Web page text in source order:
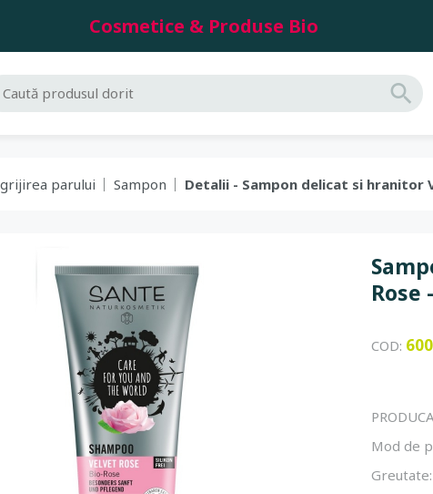
Cosmetice & Produse Bio
parului Sampon Detalii - Sampon delicat si hranitor
Rose
COD:
Mod de
Greutate: